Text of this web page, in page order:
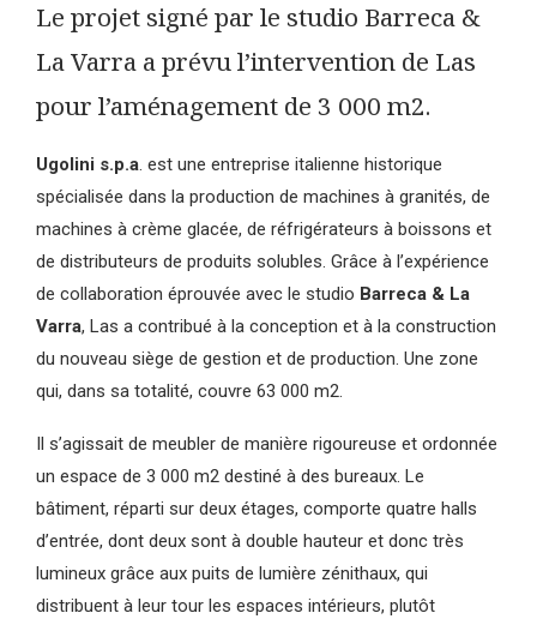
Le projet signé par le studio Barreca &
La Varra a prévu l’intervention de Las
pour l’aménagement de 3 000 m2.
Ugolini s.p.a. est une entreprise italienne historique
spécialisée dans la production de machines à granités, de
machines à crème glacée, de réfrigérateurs à boissons et
de distributeurs de produits solubles. Grâce à l’expérience
de collaboration éprouvée avec le studio Barreca & La
Varra, Las a contribué à la conception et à la construction
du nouveau siège de gestion et de production. Une zone
qui, dans sa totalité, couvre 63 000 m2.
Il s’agissait de meubler de manière rigoureuse et ordonnée
un espace de 3 000 m2 destiné à des bureaux. Le
bâtiment, réparti sur deux étages, comporte quatre halls
d’entrée, dont deux sont à double hauteur et donc très
lumineux grâce aux puits de lumière zénithaux, qui
distribuent à leur tour les espaces intérieurs, plutôt